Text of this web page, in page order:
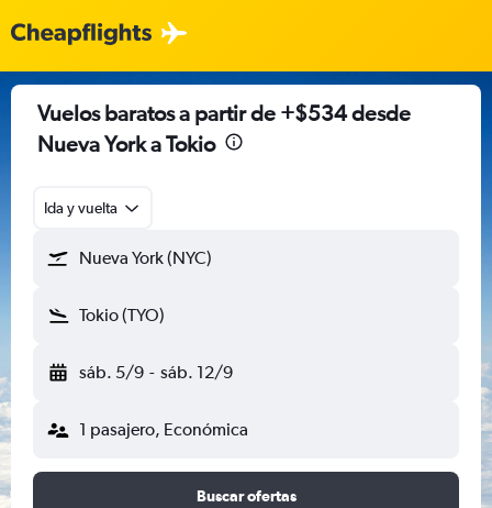
Vuelos baratos a partir de +$534 desde
Nueva York a Tokio
Ida y vuelta
Nueva York (NYC)
Tokio (TYO)
sáb. 5/9 - sáb. 12/9
1 pasajero, Económica
Buscar ofertas